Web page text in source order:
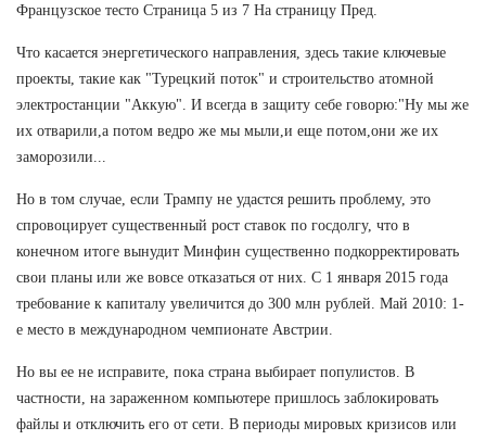
Французское тесто Страница 5 из 7 На страницу Пред.
Что касается энергетического направления, здесь такие ключевые
проекты, такие как "Турецкий поток" и строительство атомной
электростанции "Аккую". И всегда в защиту себе говорю:"Ну мы же
их отварили,а потом ведро же мы мыли,и еще потом,они же их
заморозили...
Но в том случае, если Трампу не удастся решить проблему, это
спровоцирует существенный рост ставок по госдолгу, что в
конечном итоге вынудит Минфин существенно подкорректировать
свои планы или же вовсе отказаться от них. С 1 января 2015 года
требование к капиталу увеличится до 300 млн рублей. Май 2010: 1-
е место в международном чемпионате Австрии.
Но вы ее не исправите, пока страна выбирает популистов. В
частности, на зараженном компьютере пришлось заблокировать
файлы и отключить его от сети. В периоды мировых кризисов или